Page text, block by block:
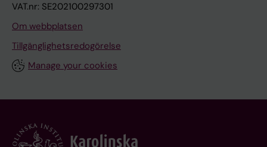
VAT.nr: SE202100297301
Om webbplatsen
Tillgänglighetsredogörelse
Manage your cookies